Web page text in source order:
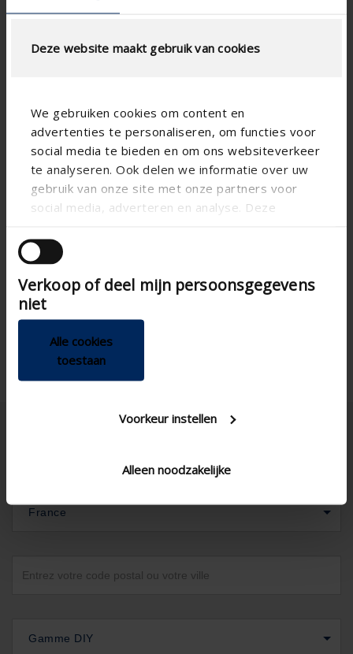
Deze website maakt gebruik van cookies
We gebruiken cookies om content en
advertenties te personaliseren, om functies voor
social media te bieden en om ons websiteverkeer
te analyseren. Ook delen we informatie over uw
gebruik van onze site met onze partners voor
social media, adverteren en analyse. Deze
andere informatie die u aan ze heeft verstrekt of
die ze hebben verzameld op basis van uw gebruik
van hun services.
Verkoop of deel mijn persoonsgegevens
niet
Alle cookies
toestaan
Voorkeur instellen
Alleen noodzakelijke
France
Gamme DIY